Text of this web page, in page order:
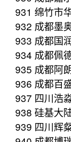
931 绵竹市
932 成都墨
933 成都国
934 成都佩
935 成都阿
936 成都百
937 四川浩
938 硅基大
939 四川辉